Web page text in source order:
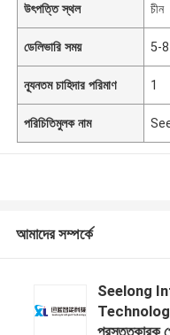
উৎপত্তি স্থল চীন
ডেলিভারি সময় 5-8
ন্যূনতম চাহিদার পরিমাণ 1
পরিচিতিমুলক নাম
আমাদের সম্পর্কে
Seelong